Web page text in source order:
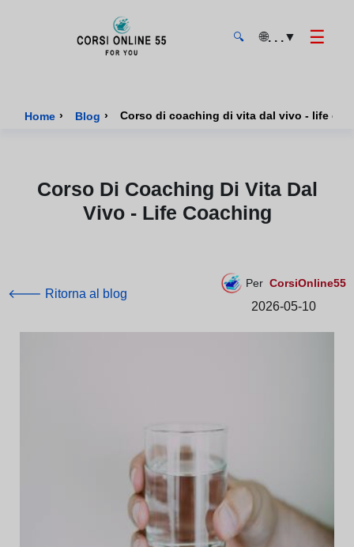
🔍 🌐. . .▼ ☰
Home › Blog › Corso di coaching di vita dal vivo - life
Corso Di Coaching Di Vita Dal
Vivo - Life Coaching
🡐 Ritorna al blog
Per CorsiOnline55
2026-05-10